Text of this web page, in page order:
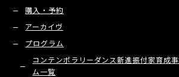
購入・予約
アーカイヴ
プログラム
コンテンポラリーダンス新進振付家育成
ム一覧